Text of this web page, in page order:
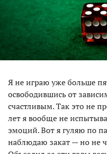
Я не играю уже больше
освободившись от
счастливым. Так это не
лет я вообще не
эмоций. Вот я гуляю по
наблюдаю закат — но не